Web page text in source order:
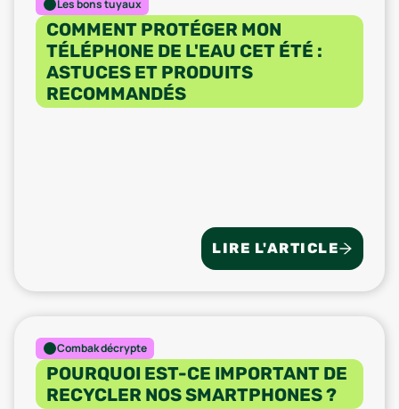
Les bons tuyaux
COMMENT PROTÉGER MON
TÉLÉPHONE DE L'EAU CET ÉTÉ :
ASTUCES ET PRODUITS
RECOMMANDÉS
LIRE L'ARTICLE
Combak décrypte
POURQUOI EST-CE IMPORTANT DE
RECYCLER NOS SMARTPHONES ?